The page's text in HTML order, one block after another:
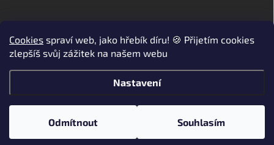
Cookies spraví web, jako hřebík díru! 🍪 Přijetím cookies
zlepšíš svůj zážitek na našem webu
Nastavení
Odmítnout Souhlasím
Vytvořil Shoptet
Copyright 2026WORKNOW. Všechna práva vyhrazena.Upravit nastavení